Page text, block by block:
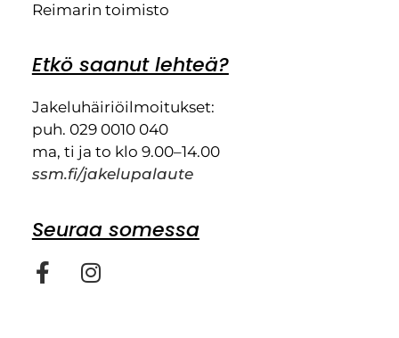
Reimarin toimisto
Etkö saanut lehteä?
Jakeluhäiriöilmoitukset:
puh. 029 0010 040
ma, ti ja to klo 9.00–14.00
ssm.fi/jakelupalaute
Seuraa somessa